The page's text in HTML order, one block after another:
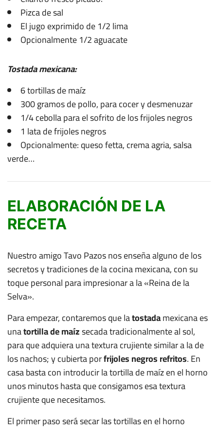
Pizca de sal
El jugo exprimido de 1/2 lima
Opcionalmente 1/2 aguacate
Tostada mexicana:
6 tortillas de maíz
300 gramos de pollo, para cocer y desmenuzar
1/4 cebolla para el sofrito de los frijoles negros
1 lata de frijoles negros
Opcionalmente: queso fetta, crema agria, salsa
verde…
ELABORACIÓN DE LA
RECETA
Nuestro amigo Tavo Pazos nos enseña alguno de los
secretos y tradiciones de la cocina mexicana, con su
toque personal para impresionar a la «Reina de la
Selva».
Para empezar, contaremos que latostadamexicana es
unatortilla de maízsecada tradicionalmente al sol,
para que adquiera una textura crujiente similar a la de
los nachos; y cubierta porfrijoles negros refritos. En
casa basta con introducir la tortilla de maíz en el horno
unos minutos hasta que consigamos esa textura
crujiente que necesitamos.
El primer paso será secar las tortillas en el horno